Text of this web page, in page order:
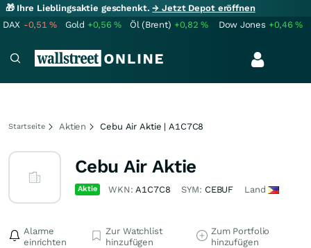
🎁 Ihre Lieblingsaktie geschenkt.→ Jetzt Depot eröffnen
DAX -0,51% Gold +0,56% Öl (Brent) +0,82% Dow Jones +0,46%
Startseite Aktien Cebu Air Aktie | A1C7C8
Cebu Air Aktie
Aktie WKN:A1C7C8 SYM: CEBUF Land
Alarme
einrichten
Zur Watchlist
hinzufügen
Zum Portfolio
hinzufügen